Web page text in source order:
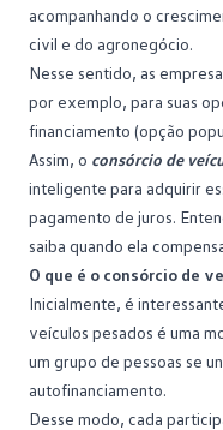
acompanhando o
civil e do agronegócio.
Nesse sentido, as
por exemplo, para suas
financiamento (opção
Assim, o consórcio de
inteligente para adquirir
pagamento de juros.
saiba quando ela
O que é o consórcio de
Inicialmente, é
veículos pesados é uma
um grupo de pessoas se
autofinanciamento.
Desse modo, cada